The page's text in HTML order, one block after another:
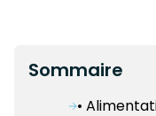
Sommaire
•